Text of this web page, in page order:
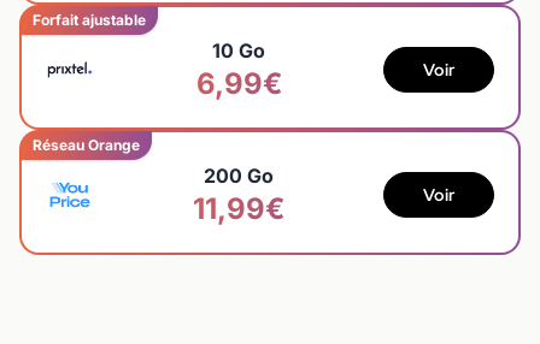
Forfait ajustable
10 Go
6,99€ Voir
Réseau Orange
200 Go
11,99€ Voir